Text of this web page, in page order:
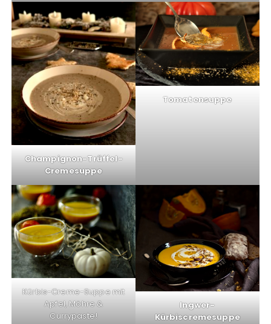
Champignon-Trüffel-
Cremesuppe
Tomatensuppe
Kürbis-Creme-Suppe mit
Apfel, Möhre &
Currypaste!
Ingwer-
Kürbiscremesuppe